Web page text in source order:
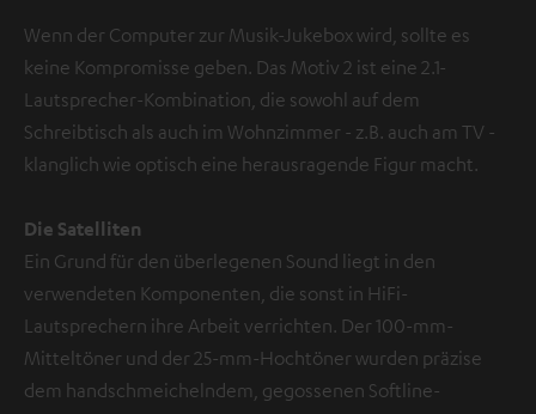
Wenn der Computer zur Musik-Jukebox wird, sollte es
keine Kompromisse geben. Das Motiv 2 ist eine 2.1-
Lautsprecher-Kombination, die sowohl auf dem
Schreibtisch als auch im Wohnzimmer - z.B. auch am TV -
klanglich wie optisch eine herausragende Figur macht.
Die Satelliten
Ein Grund für den überlegenen Sound liegt in den
verwendeten Komponenten, die sonst in HiFi-
Lautsprechern ihre Arbeit verrichten. Der 100-mm-
Mitteltöner und der 25-mm-Hochtöner wurden präzise
dem handschmeichelndem, gegossenen Softline-